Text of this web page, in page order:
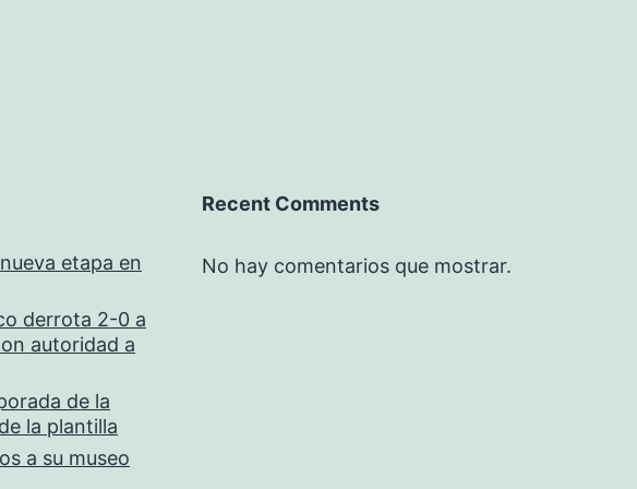
etapa en
derrota 2-0 a
autoridad a
de la
la plantilla
a su museo
Recent Comments
No hay comentarios que mostrar.